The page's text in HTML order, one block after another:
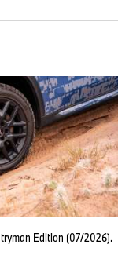
Edition (07/2026).